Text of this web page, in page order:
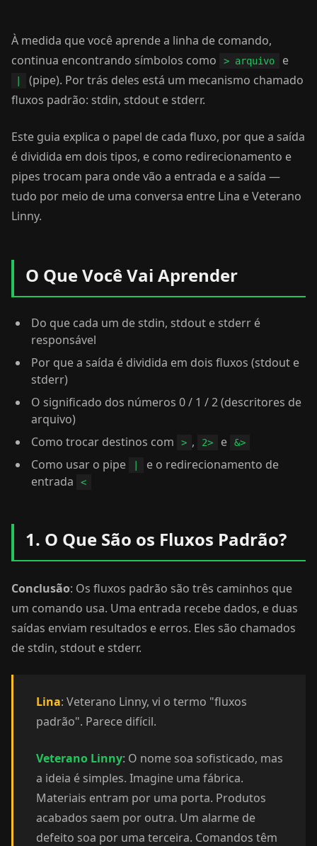
À medida que você aprende a linha de comando,
continua encontrando símbolos como
> arquivo e
(pipe). Por trás deles está um mecanismo chamado
fluxos padrão: stdin, stdout e stderr.
Este guia explica o papel de cada fluxo, por que a saída
é dividida em dois tipos, e como redirecionamento e
pipes trocam para onde vão a entrada e a saída —
tudo por meio de uma conversa entre Lina e Veterano
Linny.
O Que Você Vai Aprender
Do que cada um de stdin, stdout e stderr é
responsável
Por que a saída é dividida em dois fluxos (stdout e
stderr)
O significado dos números 0 / 1 / 2 (descritores de
arquivo)
Como trocar destinos com
> , 2> e &>
Como usar o pipe
e o redirecionamento de
entrada
<
1. O Que São os Fluxos Padrão?
Conclusão: Os fluxos padrão são três caminhos que
um comando usa. Uma entrada recebe dados, e duas
saídas enviam resultados e erros. Eles são chamados
de stdin, stdout e stderr.
Lina: Veterano Linny, vi o termo "fluxos
padrão". Parece difícil.
Veterano Linny: O nome soa sofisticado, mas
a ideia é simples. Imagine uma fábrica.
Materiais entram por uma porta. Produtos
acabados saem por outra. Um alarme de
defeito soa por uma terceira. Comandos têm